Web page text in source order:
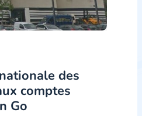
des
comptes
Go